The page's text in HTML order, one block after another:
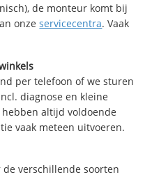
de monteur komt bij
onzeservicecentra. Vaak
per telefoon of we sturen
diagnose en kleine
altijd voldoende
vaak meteen uitvoeren.
verschillende soorten